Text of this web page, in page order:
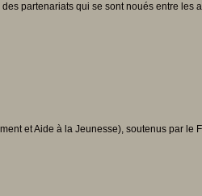
partenariats qui se sont noués entre les
et Aide à la Jeunesse), soutenus par le